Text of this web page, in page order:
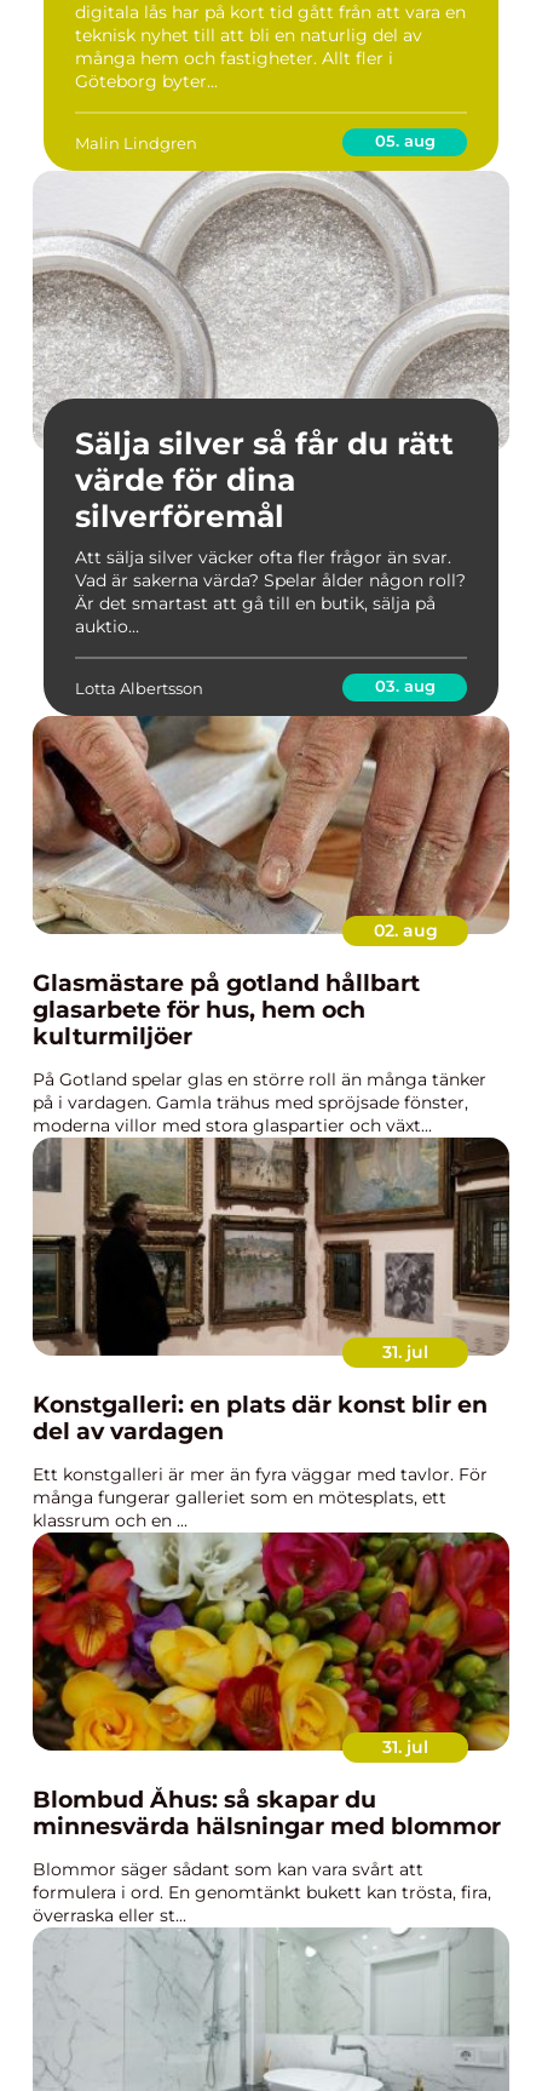
digitala lås har på kort tid gått från att vara en
teknisk nyhet till att bli en naturlig del av
många hem och fastigheter. Allt fler i
Göteborg byter...
Malin Lindgren 05. aug
Sälja silver så får du rätt
värde för dina
silverföremål
Att sälja silver väcker ofta fler frågor än svar.
Vad är sakerna värda? Spelar ålder någon roll?
Är det smartast att gå till en butik, sälja på
auktio...
Lotta Albertsson 03. aug
02. aug
Glasmästare på gotland hållbart
glasarbete för hus, hem och
kulturmiljöer
På Gotland spelar glas en större roll än många tänker
på i vardagen. Gamla trähus med spröjsade fönster,
moderna villor med stora glaspartier och växt...
31. jul
Konstgalleri: en plats där konst blir en
del av vardagen
Ett konstgalleri är mer än fyra väggar med tavlor. För
många fungerar galleriet som en mötesplats, ett
klassrum och en ...
31. jul
Blombud Åhus: så skapar du
minnesvärda hälsningar med blommor
Blommor säger sådant som kan vara svårt att
formulera i ord. En genomtänkt bukett kan trösta, fira,
överraska eller st...